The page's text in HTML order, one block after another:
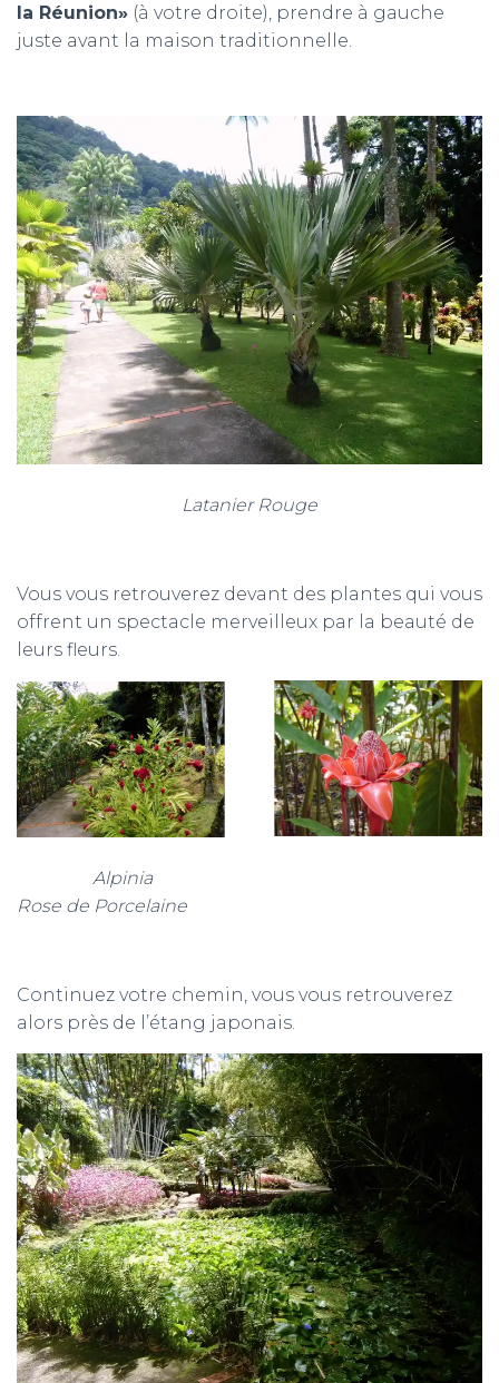
la Réunion» (à votre droite), prendre à gauche
juste avant la maison traditionnelle
Latanier Rouge
Vous vous retrouverez devant des plantes qui vous
offrent un spectacle merveilleux par la beauté de
leurs fleurs.
Alpinia
Rose de Porcelaine
Continuez votre chemin, vous vous retrouverez
alors près de l’étang japonais.